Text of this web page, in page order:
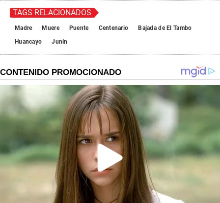
TAGS RELACIONADOS
Madre Muere Puente Centenario
Bajada de El Tambo
Huancayo
Junín